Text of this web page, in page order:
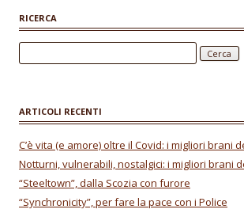
o
o
k
A
p
p
RICERCA
ARTICOLI RECENTI
C’è vita (e amore) oltre il Covid: i migliori brani
Notturni, vulnerabili, nostalgici: i migliori brani
“Steeltown”, dalla Scozia con furore
“Synchronicity”, per fare la pace con i Police